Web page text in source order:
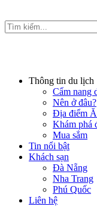
Thông tin du lịch
Cẩm nang
Nên ở đâu?
Địa điểm
Khám phá
Mua sắm
Tin nổi bật
Khách sạn
Đà Nẵng
Nha Trang
Phú Quốc
Liên hệ